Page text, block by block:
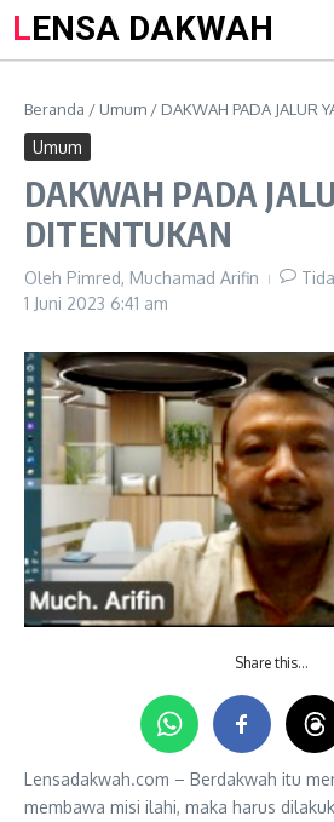
LENSA DAKWAH
Beranda / Umum / DAKWAH PADA JALUR
Umum
DAKWAH PADA
DITENTUKAN
Oleh Pimred, Muchamad Arifin
1 Juni 2023 6:41 am
Share this…
Lensadakwah.com – Berdakwah itu
membawa misi ilahi, maka harus